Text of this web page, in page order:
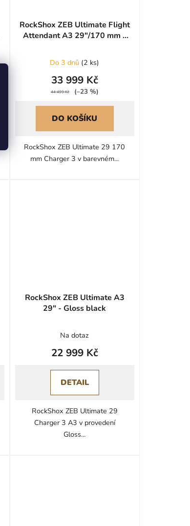
RockShox ZEB Ultimate Flight
Attendant A3 29"/170 mm -
Do 3 dnů (2 ks)
33 999 Kč
44 499 Kč (–23 %)
DO KOŠÍKU
RockShox ZEB Ultimate 29 170
mm Charger 3 v barevném...
RockShox ZEB Ultimate A3
29" - Gloss black
Na dotaz
22 999 Kč
DETAIL
RockShox ZEB Ultimate 29
Charger 3 A3 v provedení
Gloss...